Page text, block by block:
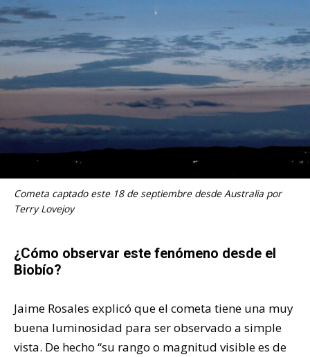
Cometa captado este 18 de septiembre desde Australia por
Terry Lovejoy
¿Cómo observar este fenómeno desde el
Biobío?
Jaime Rosales explicó que el cometa tiene una muy
buena luminosidad para ser observado a simple
vista. De hecho “su rango o magnitud visible es de